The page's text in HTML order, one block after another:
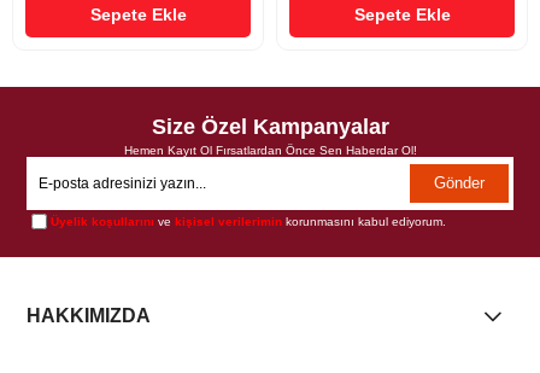
Sepete Ekle Sepete Ekle
Size Özel Kampanyalar
Hemen Kayıt Ol Fırsatlardan Önce Sen Haberdar Ol!
Gönder
Üyelik koşullarını vekişisel verilerimin korunmasını kabul ediyorum.
HAKKIMIZDA